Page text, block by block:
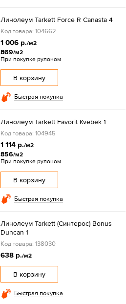
Линолеум Tarkett Force R Canasta 4
Код товара: 104662
1 006 р./м2
869/м2
При покупке рулоном
В корзину
Быстрая покупка
Линолеум Tarkett Favorit Kvebek 1
Код товара: 104945
1 114 р./м2
856/м2
При покупке рулоном
В корзину
Быстрая покупка
Линолеум Tarkett (Синтерос) Bonus
Duncan 1
Код товара: 138030
638 р./м2
В корзину
Быстрая покупка